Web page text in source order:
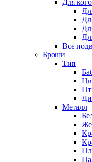
Для кого
Все
Броши
Тип
Металл